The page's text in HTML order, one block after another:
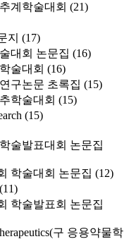
계학술대회 (21)
지 (17)
대회 논문집 (16)
술대회 (16)
구논문 초록집 (15)
학술대회 (15)
(15)
술발표대회 논문집
학술대회 논문집 (12)
(11)
학술발표회 논문집
구 응용약물학